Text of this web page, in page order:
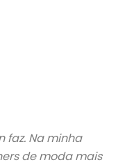
faz. Na minha
de moda mais